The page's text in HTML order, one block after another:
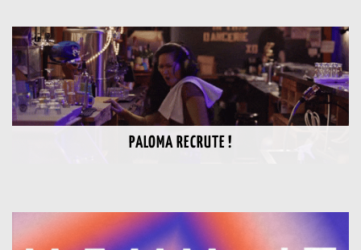
PALOMA RECRUTE !